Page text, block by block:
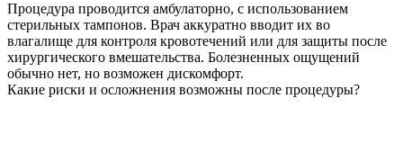
Процедура проводится амбулаторно, с использованием
стерильных тампонов. Врач аккуратно вводит их во
влагалище для контроля кровотечений или для защиты после
хирургического вмешательства. Болезненных ощущений
обычно нет, но возможен дискомфорт.
Какие риски и осложнения возможны после процедуры?